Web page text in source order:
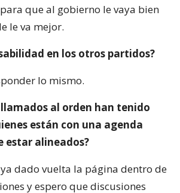
que al gobierno le vaya bien
le va mejor.
en los otros partidos?
lo mismo.
llamados al orden han tenido
están con una agenda
estar alineados?
dado vuelta la página dentro de
y espero que discusiones